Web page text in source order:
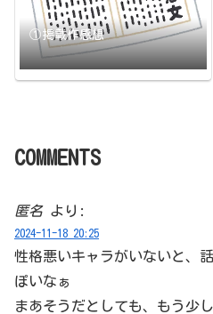
①掲載作感想
COMMENTS
匿名 より:
2024-11-18 20:25
性格悪いキャラがいないと、
ぽいなぁ
まあそうだとしても、もう少